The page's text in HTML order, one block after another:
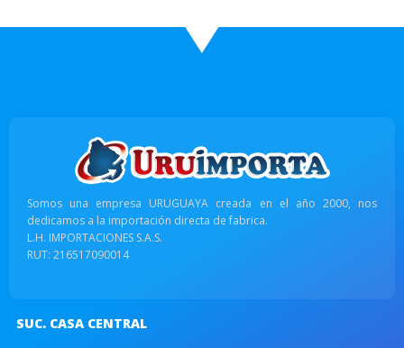
Somos una empresa URUGUAYA creada en el año 2000, nos
dedicamos a la importación directa de fabrica.
L.H. IMPORTACIONES S.A.S.
RUT: 216517090014
SUC. CASA CENTRAL